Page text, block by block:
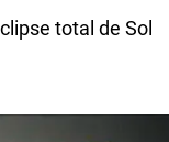
total de Sol